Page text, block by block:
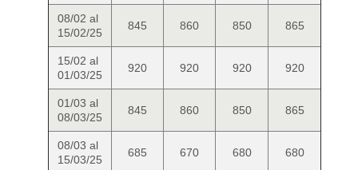
08/02 al
15/02/25
845 860 850 865
15/02 al
01/03/25
920 920 920 920
01/03 al
08/03/25
845 860 850 865
08/03 al
15/03/25
685 670 680 680